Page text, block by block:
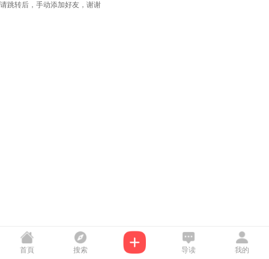
请跳转后，手动添加好友，谢谢
首頁 搜索 导读 我的